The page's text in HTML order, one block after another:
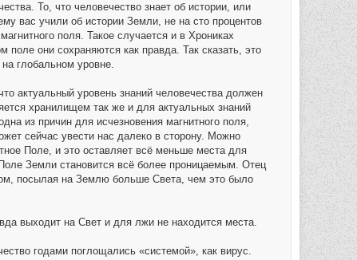
То, что человечество знает об истории, или
вас учили об истории Земли, не на сто процентов
поля. Такое случается и в Хрониках
они сохраняются как правда. Так сказать, это
глобальном уровне.
актуальный уровень знаний человечества должен
хранилищем так же и для актуальных знаний
из причин для исчезновения магнитного поля,
сейчас увести нас далеко в сторону. Можно
Поле, и это оставляет всё меньше места для
Земли становится всё более проницаемым. Отец
посылая на Землю больше Света, чем это было
выходит на Свет и для лжи не находится места.
годами поглощались «системой», как вирус.